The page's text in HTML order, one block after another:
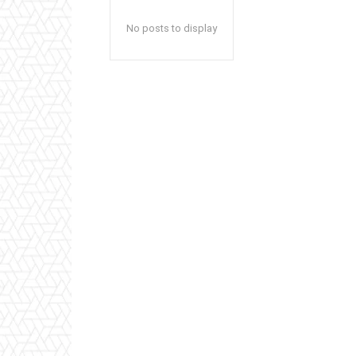
No posts to display